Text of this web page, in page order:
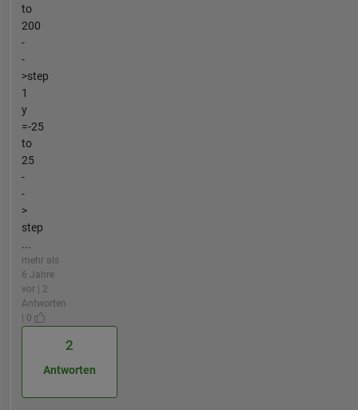
to
200
-
-
>step
1
y
=-25
to
25
-
-
>
step
...
mehr als
6 Jahre
vor | 2
Antworten
| 0
2
Antworten